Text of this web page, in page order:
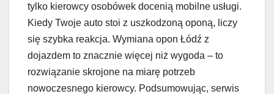
tylko kierowcy osobówek docenią mobilne usługi.
Kiedy Twoje auto stoi z uszkodzoną oponą, liczy
się szybka reakcja. Wymiana opon Łódź z
dojazdem to znacznie więcej niż wygoda – to
rozwiązanie skrojone na miarę potrzeb
nowoczesnego kierowcy. Podsumowując, serwis